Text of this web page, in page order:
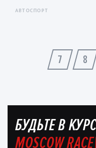
АВТОСПОРТ
7 8
БУДЬТЕ В
MOSCOW